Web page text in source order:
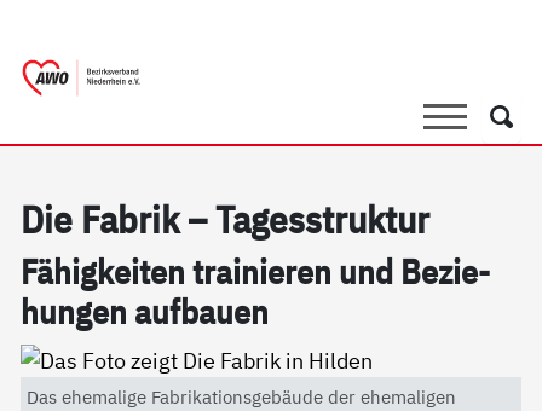
SucheSuche
Die Fa­brik – Ta­ges­struk­tur
Fähig­kei­ten trai­nie­ren und Be­zie­
hun­gen auf­bau­en
Das ehemalige Fabrikationsgebäude der ehemaligen